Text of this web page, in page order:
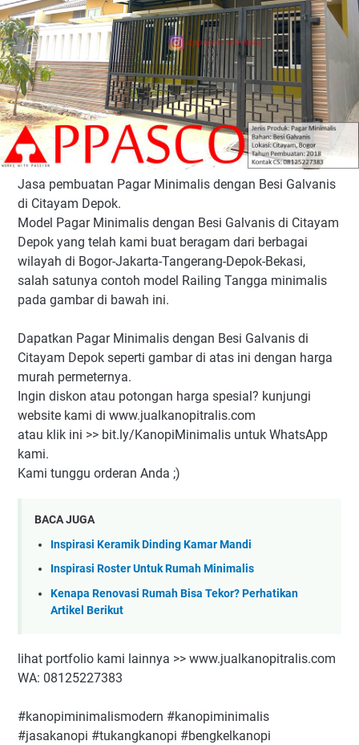
Jasa pembuatan Pagar Minimalis dengan Besi Galvanis
di Citayam Depok.
Model Pagar Minimalis dengan Besi Galvanis di Citayam
Depok yang telah kami buat beragam dari berbagai
wilayah di Bogor-Jakarta-Tangerang-Depok-Bekasi,
salah satunya contoh model Railing Tangga minimalis
pada gambar di bawah ini.
Dapatkan Pagar Minimalis dengan Besi Galvanis di
Citayam Depok seperti gambar di atas ini dengan harga
murah permeternya.
Ingin diskon atau potongan harga spesial? kunjungi
website kami di www.jualkanopitralis.com
atau klik ini >> bit.ly/KanopiMinimalis untuk WhatsApp
kami.
Kami tunggu orderan Anda ;)
BACA JUGA
Inspirasi Keramik Dinding Kamar Mandi
Inspirasi Roster Untuk Rumah Minimalis
Kenapa Renovasi Rumah Bisa Tekor? Perhatikan
Artikel Berikut
lihat portfolio kami lainnya >> www.jualkanopitralis.com
WA: 08125227383
#kanopiminimalismodern #kanopiminimalis
#jasakanopi #tukangkanopi #bengkelkanopi